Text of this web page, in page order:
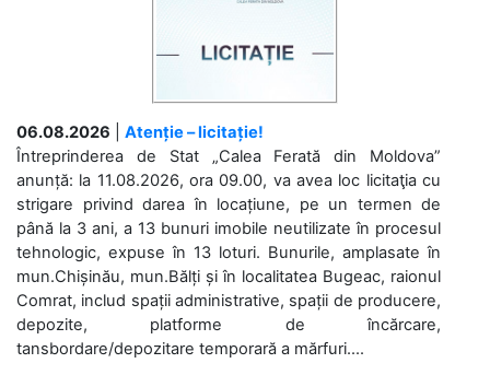
06.08.2026
Atenție – licitație!
Întreprinderea de Stat „Calea Ferată din Moldova”
anunță: la 11.08.2026, ora 09.00, va avea loc licitaţia cu
strigare privind darea în locațiune, pe un termen de
până la 3 ani, a 13 bunuri imobile neutilizate în procesul
tehnologic, expuse în 13 loturi. Bunurile, amplasate în
mun.Chișinău, mun.Bălți și în localitatea Bugeac, raionul
Comrat, includ spații administrative, spații de producere,
depozite, platforme de încărcare,
tansbordare/depozitare temporară a mărfuri....